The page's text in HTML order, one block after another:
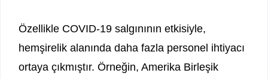
Özellikle COVID-19 salgınının etkisiyle,
hemşirelik alanında daha fazla personel ihtiyacı
ortaya çıkmıştır. Örneğin, Amerika Birleşik